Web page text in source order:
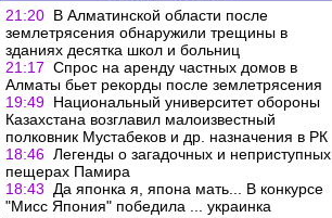
21:20 В Алматинской области после
землетрясения обнаружили трещины в
зданиях десятка школ и больниц
21:17 Спрос на аренду частных домов в
Алматы бьет рекорды после землетрясения
19:49 Национальный университет обороны
Казахстана возглавил малоизвестный
полковник Мустабеков и др. назначения в РК
18:46 Легенды о загадочных и неприступных
пещерах Памира
18:43
Да японка я, япона мать... В конкурсе
"Мисс Япония" победила ... украинка